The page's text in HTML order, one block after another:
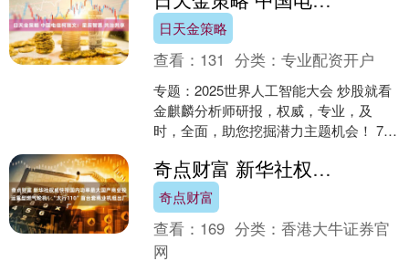
日天金策略
查看： 131 分类：专业配资开户
专题：2025世界人工智能大会 炒股就看
金麒麟分析师研报，权威，专业，及
时，全面，助您挖掘潜力主题机会！ 7月
人工智能....
奇点财富 新华社权威快报国内功率最大国产商业投运重型燃气轮机！“太行110”首台套商业机组出厂
奇点财富
查看： 169 分类：香港大牛证券官
网